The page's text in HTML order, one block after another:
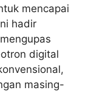
mencapai
hadir
digital
masing-